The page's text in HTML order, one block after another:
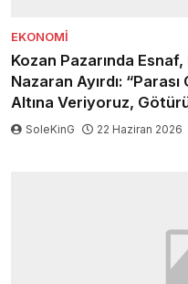
EKONOMI
Kozan Pazarında
Nazaran Ayırdı:
Altına Veriyoruz,
SoleKinG 22 Haziran 2026